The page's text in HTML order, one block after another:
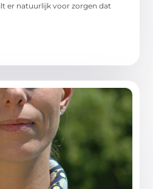
er natuurlijk voor zorgen dat